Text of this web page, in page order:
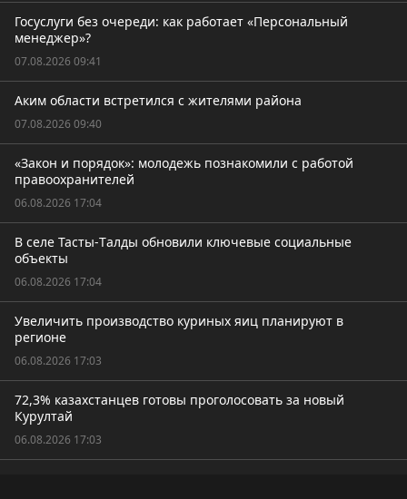
Госуслуги без очереди: как работает «Персональный
менеджер»?
07.08.2026 09:41
Аким области встретился с жителями района
07.08.2026 09:40
«Закон и порядок»: молодежь познакомили с работой
правоохранителей
06.08.2026 17:04
В селе Тасты-Tалды обновили ключевые социальные
объекты
06.08.2026 17:04
Увеличить производство куриных яиц планируют в
регионе
06.08.2026 17:03
72,3% казахстанцев готовы проголосовать за новый
Курултай
06.08.2026 17:03